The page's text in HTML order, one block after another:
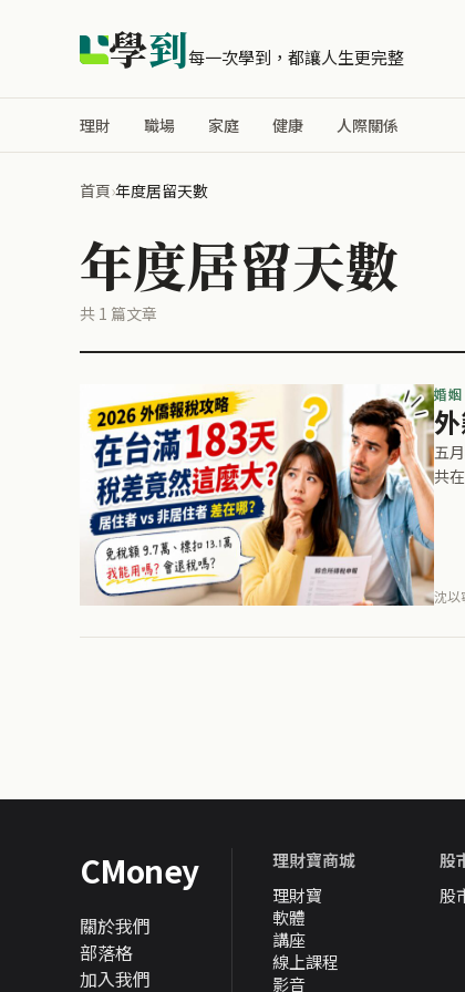
學到每一次學到，都讓人生更完整
理財 職場 家庭 健康 人際關係
首頁›年度居留天數
年度居留天數
共 1 篇文章
婚姻
五
共
沈
CMoney
關於我們
部落格
加入我們
理財寶商城
理財寶
軟體
講座
線上課程
影音
股
股